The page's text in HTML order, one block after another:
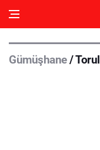
Gümüşhane/ Torul